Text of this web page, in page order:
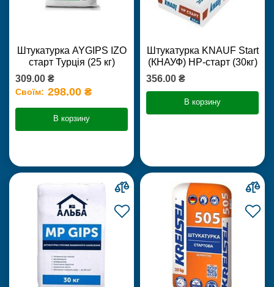
Штукатурка AYGIPS IZO
старт Турція (25 кг)
309.00 ₴
Своїм: 298.00 ₴
В корзину
Штукатурка KNAUF Start
(КНАУФ) НР-старт (30кг)
356.00 ₴
В корзину